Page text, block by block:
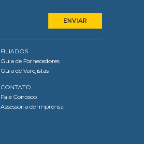
FILIADOS
Guia de Fornecedores
Guia de Varejistas
CONTATO
Fale Conosco
Assessoria de Imprensa